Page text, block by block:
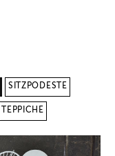
SITZPODESTE
TEPPICHE